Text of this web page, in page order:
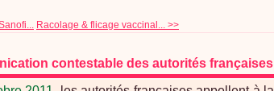
Racolage & flicage vaccinal... >>
contestable des autorités françaises